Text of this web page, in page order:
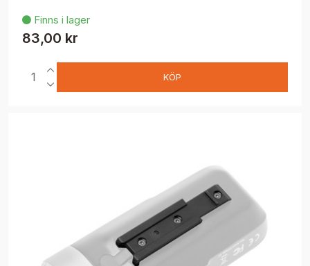
 Finns i lager
83,00 kr
KÖP